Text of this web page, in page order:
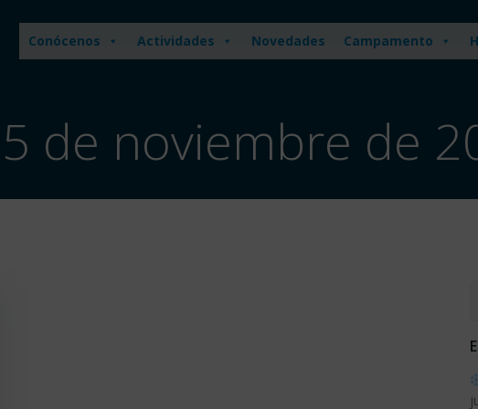
Conócenos Actividades Novedades Campamento
de noviembre de